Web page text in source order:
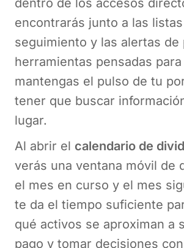
dentro de los accesos
encontrarás junto a las
seguimiento y las alertas
herramientas pensadas
mantengas el pulso de tu
tener que buscar
lugar.
Al abrir el calendario de
verás una ventana móvil de
el mes en curso y el mes
te da el tiempo suficiente
qué activos se aproximan a
pago y tomar decisiones